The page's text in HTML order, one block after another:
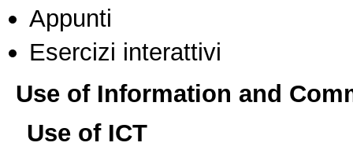
Appunti
Esercizi interattivi
Use of Information and
Use of ICT